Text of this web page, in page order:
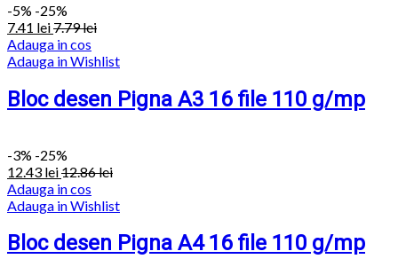
-5% -25%
7.41 lei7.79lei
Adauga in cos
Adauga in Wishlist
Bloc desen Pigna A3 16 file 110 g/mp
-3% -25%
12.43 lei12.86lei
Adauga in cos
Adauga in Wishlist
Bloc desen Pigna A4 16 file 110 g/mp